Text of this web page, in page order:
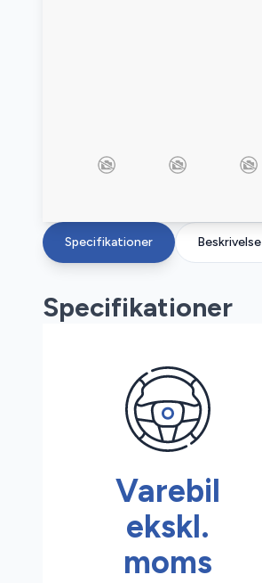
Specifikationer Beskrivelse
Specifikationer
Varebil
ekskl.
moms